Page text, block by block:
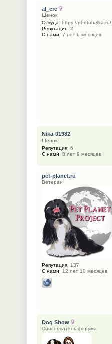
al_cre
Щенок
Откуда: https://photobelka.ru/
Репутация: 2
С нами: 7 лет 6 месяцев
Nika-01982
Щенок
Репутация: 6
С нами: 8 лет 9 месяцев
pet-planet.ru
Ветеран
Репутация: 137
С нами: 12 лет 10 месяцев
Dog Show
Сооснователь форума